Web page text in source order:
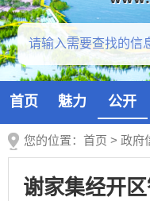
首页 魅力 公开
您的位置： 首页 > 政府
谢家集经开